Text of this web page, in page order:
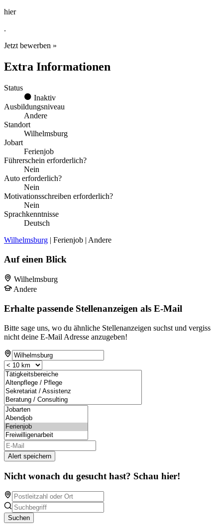
hier
.
Jetzt bewerben »
Extra Informationen
Status
Inaktiv
Ausbildungsniveau
Andere
Standort
Wilhelmsburg
Jobart
Ferienjob
Führerschein erforderlich?
Nein
Auto erforderlich?
Nein
Motivationsschreiben erforderlich?
Nein
Sprachkenntnisse
Deutsch
Wilhelmsburg | Ferienjob | Andere
Auf einen Blick
Wilhelmsburg
Andere
Erhalte passende Stellenanzeigen als E-Mail
Bitte sage uns, wo du ähnliche Stellenanzeigen suchst und vergiss
nicht deine E-Mail Adresse anzugeben!
Alert speichern
Nicht wonach du gesucht hast? Schau hier!
Suchen